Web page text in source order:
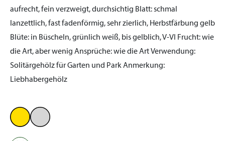
aufrecht, fein verzweigt, durchsichtig Blatt:schmal
lanzettlich, fast fadenförmig, sehr zierlich, Herbstfärbung gelb
Blüte: in Büscheln, grünlich weiß, bis gelblich, V-VI Frucht:wie
die Art, aber wenig Ansprüche:wie die ArtVerwendung:
Solitärgehölz für Garten und ParkAnmerkung:
Liebhabergehölz